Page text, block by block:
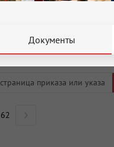
Документы
приказа или указа